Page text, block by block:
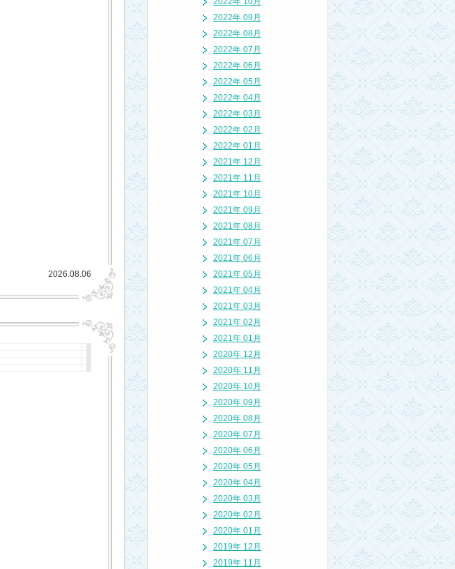
2026.08.06
2022年 09月
2022年 08月
2022年 07月
2022年 06月
2022年 05月
2022年 04月
2022年 03月
2022年 02月
2022年 01月
2021年 12月
2021年 11月
2021年 10月
2021年 09月
2021年 08月
2021年 07月
2021年 06月
2021年 05月
2021年 04月
2021年 03月
2021年 02月
2021年 01月
2020年 12月
2020年 11月
2020年 10月
2020年 09月
2020年 08月
2020年 07月
2020年 06月
2020年 05月
2020年 04月
2020年 03月
2020年 02月
2020年 01月
2019年 12月
2019年 11月